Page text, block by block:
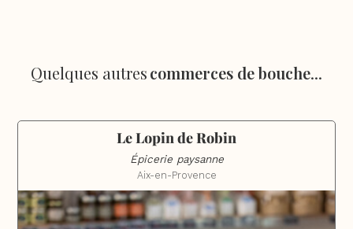
Quelques autrescommerces de bouche...
Le Lopin de Robin
Épicerie paysanne
Aix-en-Provence